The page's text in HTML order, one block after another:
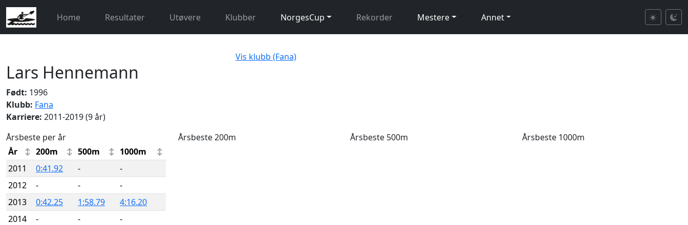
Home Resultater Utøvere Klubber NorgesCup Rekorder Mestere Annet
Vis klubb (Fana)
Lars Hennemann
Født: 1996
Klubb: Fana
Karriere: 2011-2019 (9 år)
Årsbeste per år
År
200m 500m
1000m
2011
0:41.92 -
-
2012
- -
-
2013
0:42.25 1:58.79
4:16.20
2014
- -
-
Årsbeste 200m Årsbeste 500m Årsbeste 1000m